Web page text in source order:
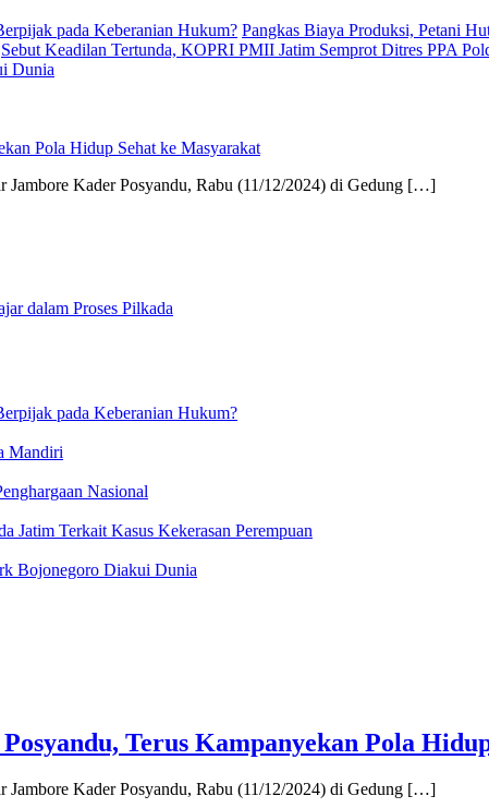
pada Keberanian Hukum? Pangkas Biaya Produksi, Petani
Sebut Keadilan Tertunda, KOPRI PMII Jatim Semprot Ditres PPA
Dunia
Pola Hidup Sehat ke Masyarakat
Jambore Kader Posyandu, Rabu (11/12/2024) di Gedung […]
dalam Proses Pilkada
pada Keberanian Hukum?
Mandiri
Nasional
Jatim Terkait Kasus Kekerasan Perempuan
Bojonegoro Diakui Dunia
Terus Kampanyekan Pola
Jambore Kader Posyandu, Rabu (11/12/2024) di Gedung […]